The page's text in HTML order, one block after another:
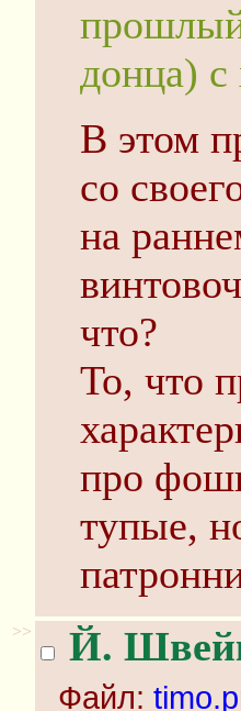
прошлый
донца) с
В этом
со
на
что?
То, что
про
тупые,
>> Й.
Файл: